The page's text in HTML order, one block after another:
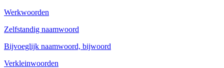
Werkwoorden
Zelfstandig naamwoord
Bijvoeglijk naamwoord, bijwoord
Verkleinwoorden